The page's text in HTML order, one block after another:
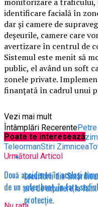
identificare facială în
dar și camere de
deșeurile, camere care
avertizare în centrul de
Sistemul este menit să
public, el având un soft
zonele private.
finanțată în cadrul unui
Întâmplări Recerente
ZimniceaSistem video
TeleormanStiri Zimnicea
Următorul Articol
Două accidente în același
de un șofer beat, în fața
Vezi mai mult
Poate te interesează
Locuitorii din
ore de expunere la
protecție.